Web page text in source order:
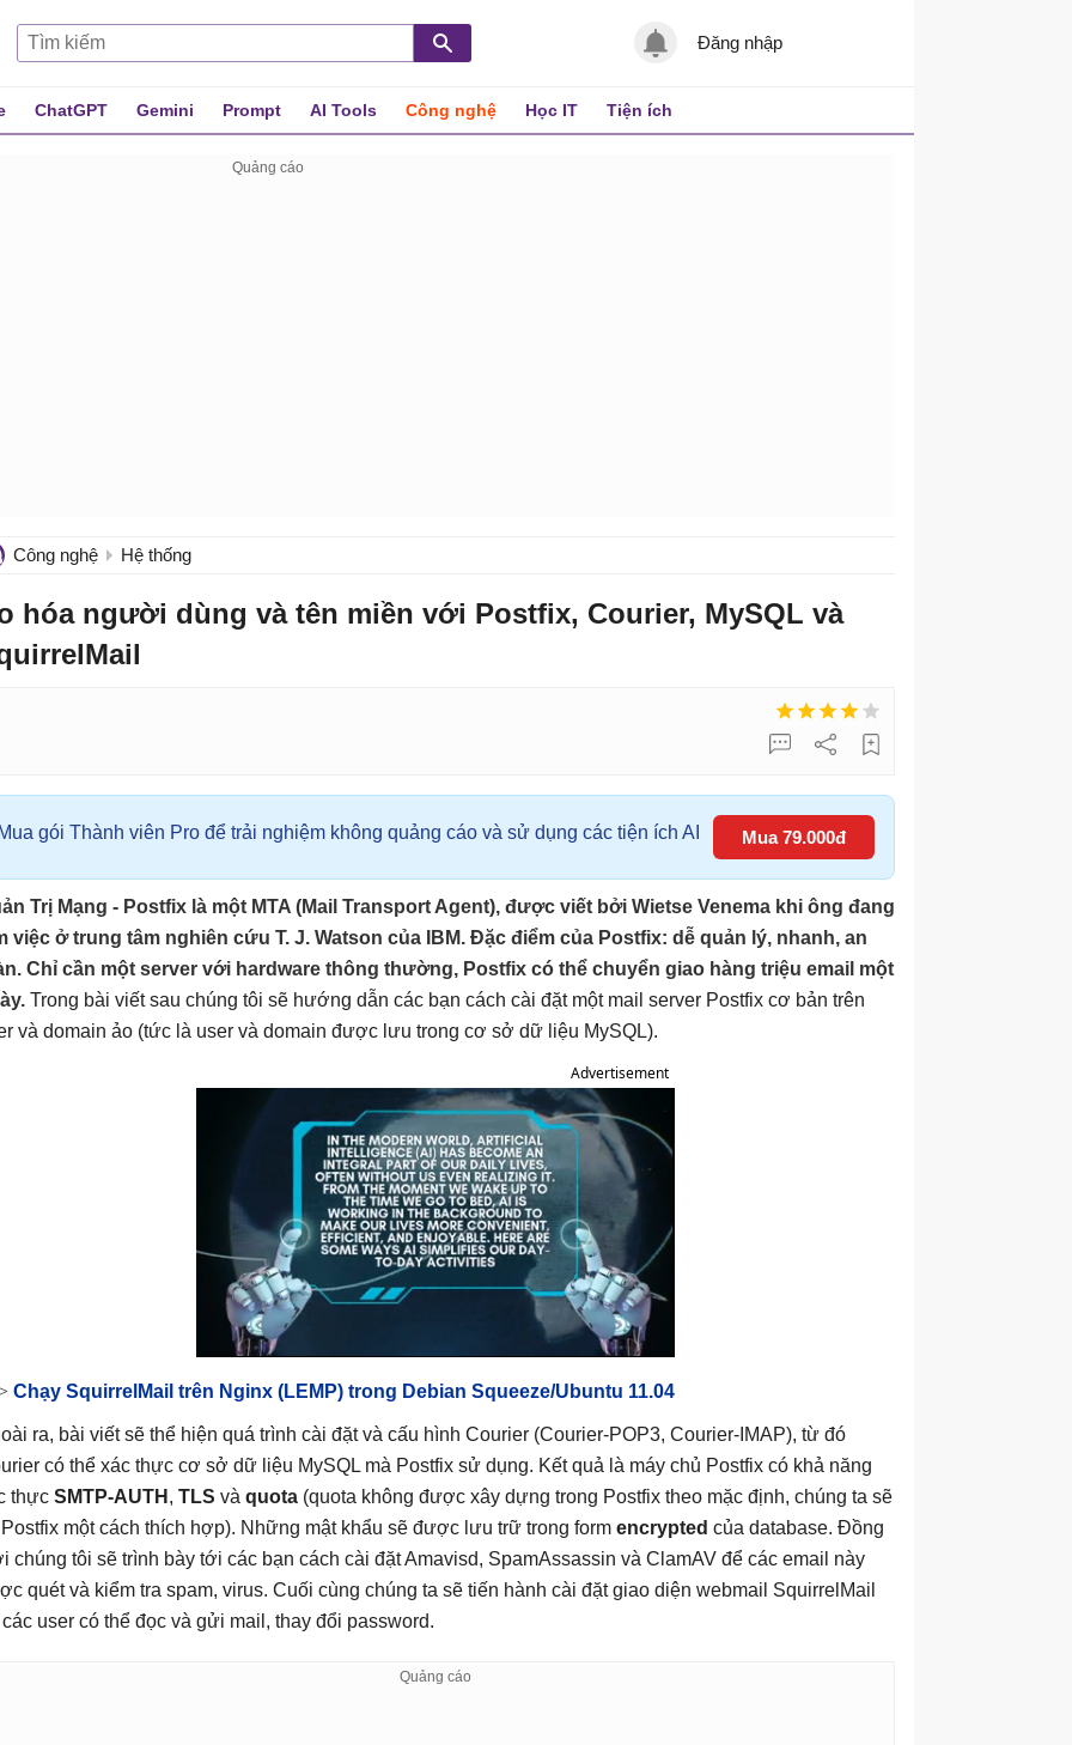
Đăng nhập
ChatGPT Gemini Prompt AI Tools Công nghệ Học IT Tiện ích
Công nghệ Hệ thống
hóa người dùng và tên miền với Postfix, Courier, MySQL và
Mua gói Thành viên Pro để trải nghiệm không quảng cáo và sử dụng các tiện ích AI Mua 79.000đ
Trị Mạng - Postfix là một MTA (Mail Transport Agent), được viết bởi Wietse Venema khi ông đang
việc ở trung tâm nghiên cứu T. J. Watson của IBM. Đặc điểm của Postfix: dễ quản lý, nhanh, an
Chỉ cần một server với hardware thông thường, Postfix có thể chuyển giao hàng triệu email một
Trong bài viết sau chúng tôi sẽ hướng dẫn các bạn cách cài đặt một mail server Postfix cơ bản trên
và domain ảo (tức là user và domain được lưu trong cơ sở dữ liệu MySQL).
Advertisement
Chạy SquirrelMail trên Nginx (LEMP) trong Debian Squeeze/Ubuntu 11.04
ra, bài viết sẽ thể hiện quá trình cài đặt và cấu hình Courier (Courier-POP3, Courier-IMAP), từ đó
có thể xác thực cơ sở dữ liệu MySQL mà Postfix sử dụng. Kết quả là máy chủ Postfix có khả năng
thực SMTP-AUTH , TLS và quota (quota không được xây dựng trong Postfix theo mặc định, chúng ta sẽ
một cách thích hợp). Những mật khẩu sẽ được lưu trữ trong form encrypted của database. Đồng
chúng tôi sẽ trình bày tới các bạn cách cài đặt Amavisd, SpamAssassin và ClamAV để các email này
quét và kiểm tra spam, virus. Cuối cùng chúng ta sẽ tiến hành cài đặt giao diện webmail SquirrelMail
user có thể đọc và gửi mail, thay đổi password.